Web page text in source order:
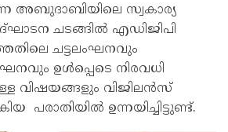
അബുദാബിയിലെ സ്വകാര്യ
ചടങ്ങിൽ എഡിജിപി
ചട്ടലംഘനവും
ഉൾപ്പെടെ നിരവധി
വിഷയങ്ങളും വിജിലൻസ്
പരാതിയിൽ ഉന്നയിച്ചിട്ടുണ്ട്.